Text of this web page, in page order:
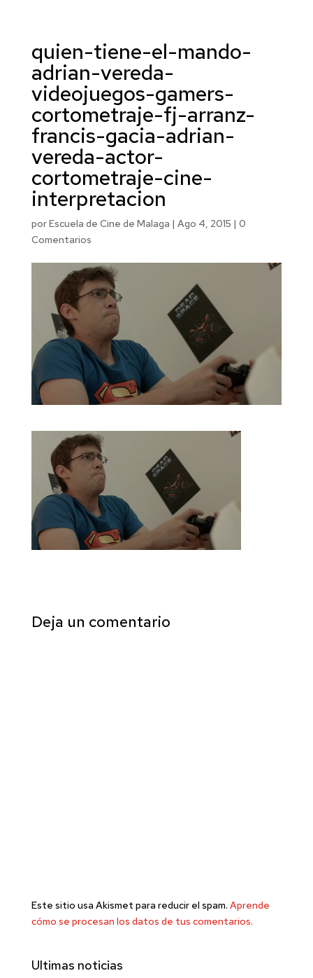
quien-tiene-el-mando-
adrian-vereda-
videojuegos-gamers-
cortometraje-fj-arranz-
francis-gacia-adrian-
vereda-actor-
cortometraje-cine-
interpretacion
porEscuela de Cine de Malaga | Ago 4, 2015 | 0
Comentarios
Deja un comentario
Este sitio usa Akismet para reducir el spam. Aprende
cómo se procesan los datos de tus comentarios.
Ultimas noticias